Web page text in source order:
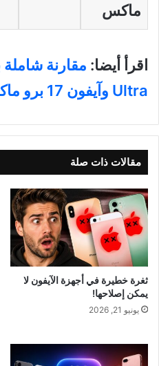
ماكس
اقرأ أيضا:
Ultra وآيفون 17 برو ماكس
مقالات ذات صلة
ثغرة خطيرة في أجهزة الآيفون لا
يمكن إصلاحها!
يونيو 21, 2026